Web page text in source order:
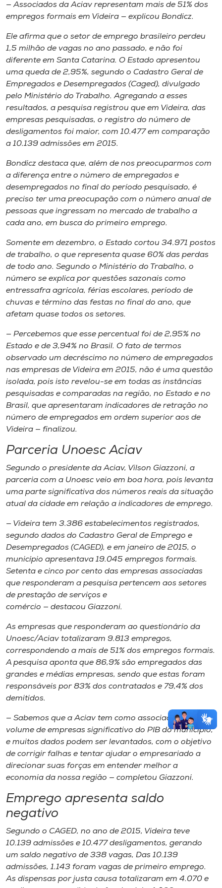
— Associados da Aciav representam mais de 51% dos
empregos formais em Videira — explicou Bondicz.
Ele afirma que o setor de emprego brasileiro perdeu
1,5 milhão de vagas no ano passado, e não foi
diferente em Santa Catarina. O Estado apresentou
uma queda de 2,95%, segundo o Cadastro Geral de
Empregados e Desempregados (Caged), divulgado
pelo Ministério do Trabalho. Agregando a esses
resultados, a pesquisa registrou que em Videira, das
empresas pesquisadas, o registro do número de
desligamentos foi maior, com 10.477 em comparação
a 10.139 admissões em 2015.
Bondicz destaca que, além de nos preocuparmos com
a diferença entre o número de empregados e
desempregados no final do período pesquisado, é
preciso ter uma preocupação com o número anual de
pessoas que ingressam no mercado de trabalho a
cada ano, em busca do primeiro emprego.
Somente em dezembro, o Estado cortou 34.971 postos
de trabalho, o que representa quase 60% das perdas
de todo ano. Segundo o Ministério do Trabalho, o
número se explica por questões sazonais como
entressafra agrícola, férias escolares, período de
chuvas e término das festas no final do ano, que
afetam quase todos os setores.
— Percebemos que esse percentual foi de 2,95% no
Estado e de 3,94% no Brasil. O fato de termos
observado um decréscimo no número de empregados
nas empresas de Videira em 2015, não é uma questão
isolada, pois isto revelou-se em todas as instâncias
pesquisadas e comparadas na região, no Estado e no
Brasil, que apresentaram indicadores de retração no
número de empregados em ordem superior aos de
Videira — finalizou.
Parceria Unoesc Aciav
Segundo o presidente da Aciav, Vilson Giazzoni, a
parceria com a Unoesc veio em boa hora, pois levanta
uma parte significativa dos números reais da situação
atual da cidade em relação a indicadores de emprego.
— Videira tem 3.386 estabelecimentos registrados,
segundo dados do Cadastro Geral de Emprego e
Desempregados (CAGED), e em janeiro de 2015, o
município apresentava 19.045 empregos formais.
Setenta e cinco por cento das empresas associadas
que responderam a pesquisa pertencem aos setores
de prestação de serviços e
comércio — destacou Giazzoni.
As empresas que responderam ao questionário da
Unoesc/Aciav totalizaram 9.813 empregos,
correspondendo a mais de 51% dos empregos formais.
A pesquisa aponta que 86,9% são empregados das
grandes e médias empresas, sendo que estas foram
responsáveis por 83% dos contratados e 79,4% dos
demitidos.
— Sabemos que a Aciav tem como associados um
volume de empresas significativo do PIB do município,
e muitos dados podem ser levantados, com o objetivo
de corrigir falhas e tentar ajudar o empresariado a
direcionar suas forças em entender melhor a
economia da nossa região — completou Giazzoni.
Emprego apresenta saldo
negativo
Segundo o CAGED, no ano de 2015, Videira teve
10.139 admissões e 10.477 desligamentos, gerando
um saldo negativo de 338 vagas, Das 10.139
admissões, 1.143 foram vagas de primeiro emprego.
As dispensas por justa causa totalizaram em 4.070 e